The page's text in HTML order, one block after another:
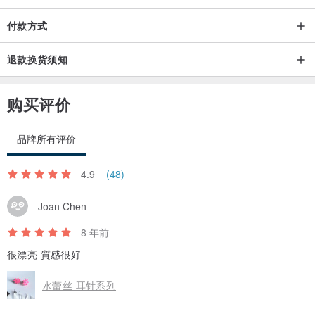
付款方式
退款换货须知
购买评价
品牌所有评价
4.9 (48)
Joan Chen
8 年前
很漂亮 質感很好
水蕾丝 耳针系列